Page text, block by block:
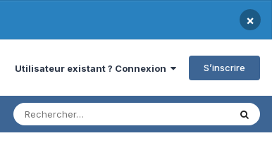
×
Utilisateur existant ? Connexion S’inscrire